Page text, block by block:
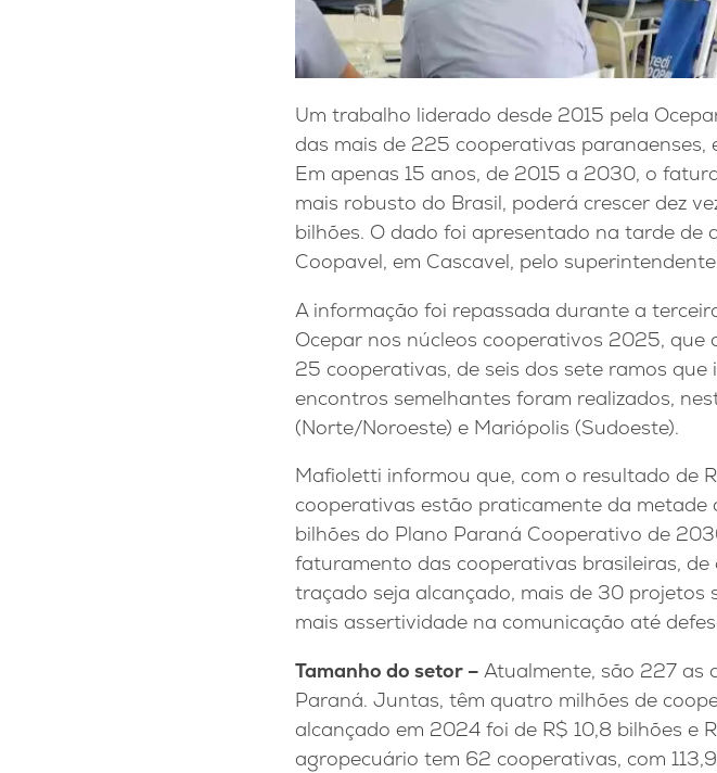
Um trabalho liderado desde 2015 pela
das mais de 225 cooperativas
Em apenas 15 anos, de 2015 a 2030, o
mais robusto do Brasil, poderá crescer dez
bilhões. O dado foi apresentado na tarde de
Coopavel, em Cascavel, pelo
A informação foi repassada durante a
Ocepar nos núcleos cooperativos 2025,
25 cooperativas, de seis dos sete ramos
encontros semelhantes foram realizados,
(Norte/Noroeste) e Mariópolis (Sudoeste).
Mafioletti informou que, com o resultado de
cooperativas estão praticamente da
bilhões do Plano Paraná Cooperativo de
faturamento das cooperativas brasileiras,
traçado seja alcançado, mais de 30 projetos
mais assertividade na comunicação até
Tamanho do setor – Atualmente, são 227 as
Paraná. Juntas, têm quatro milhões de
alcançado em 2024 foi de R$ 10,8 bilhões e
agropecuário tem 62 cooperativas, com